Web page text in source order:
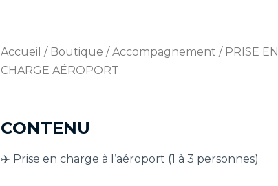
Accueil / Boutique /Accompagnement / PRISE EN
CHARGE AÉROPORT
CONTENU
✈️ Prise en charge à l’aéroport (1 à 3 personnes)